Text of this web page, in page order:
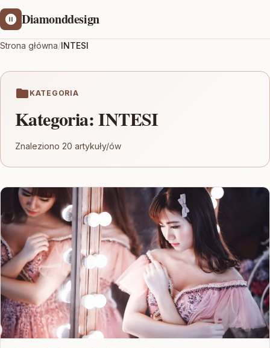
Diamonddesign
Strona główna/INTESI
KATEGORIA
Kategoria:INTESI
Znaleziono 20 artykuły/ów